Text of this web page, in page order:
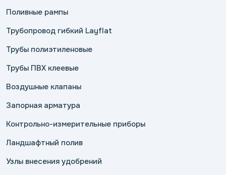
Поливные рампы
Трубопровод гибкий Layflat
Трубы полиэтиленовые
Трубы ПВХ клеевые
Воздушные клапаны
Запорная арматура
Контрольно-измерительные приборы
Ландшафтный полив
Узлы внесения удобрений